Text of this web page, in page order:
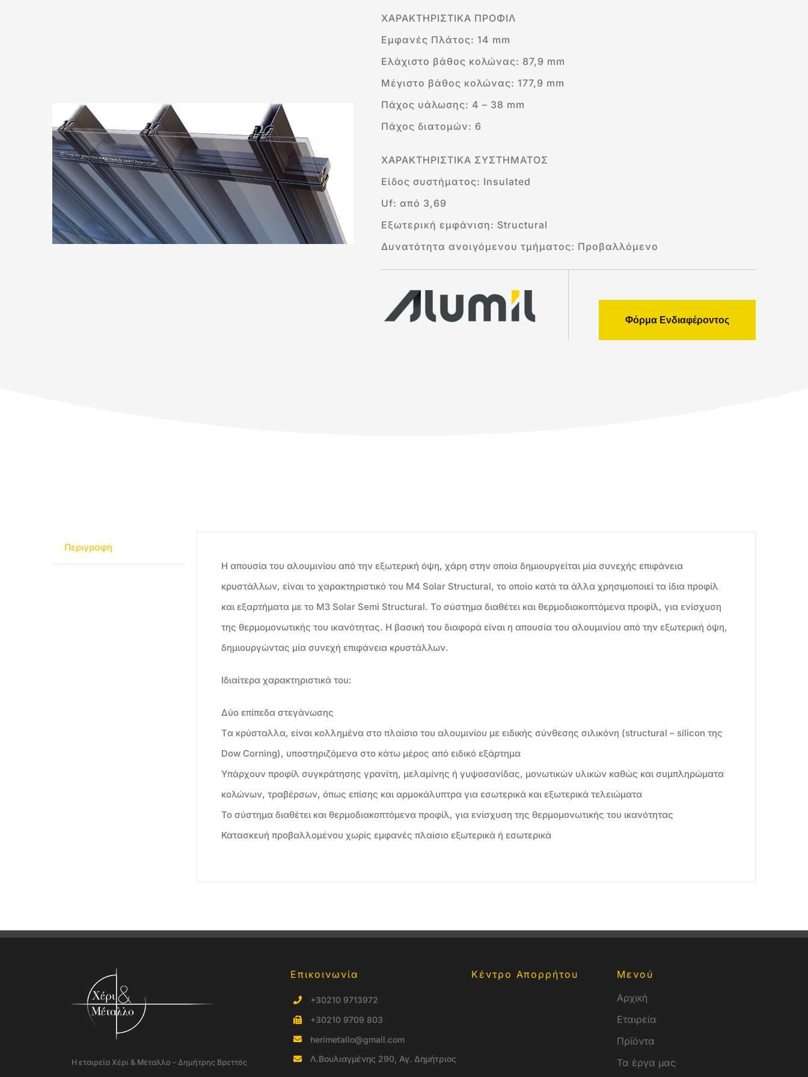
ΧΑΡΑΚTΗΡΙΣΤΙΚΑ ΠΡΟΦΙΛ
Εμφανές Πλάτος: 14 mm
Ελάχιστο βάθος κολώνας: 87,9 mm
Μέγιστο βάθος κολώνας: 177,9 mm
Πάχος υάλωσης: 4 – 38 mm
Πάχος διατομών: 6
ΧΑΡΑΚΤΗΡΙΣΤΙΚΑ ΣΥΣΤΗΜΑΤΟΣ
Είδος συστήματος: Insulated
Uf: από 3,69
Εξωτερική εμφάνιση: Structural
Δυνατότητα ανοιγόμενου τμήματος: Προβαλλόμενο
Φόρμα Ενδιαφέροντος
Περιγραφή
Η απουσία του αλουμινίου από την εξωτερική όψη, χάρη στην οποία δημιουργείται μία συνεχής επιφάνεια
κρυστάλλων, είναι το χαρακτηριστικό του M4 Solar Structural, το οποίο κατά τα άλλα χρησιμοποιεί τα ίδια προφίλ
και εξαρτήματα με το Μ3 Solar Semi Structural. Το σύστημα διαθέτει και θερμοδιακοπτόμενα προφίλ, για ενίσχυση
της θερμομονωτικής του ικανότητας. Η βασική του διαφορά είναι η απουσία του αλουμινίου από την εξωτερική όψη,
δημιουργώντας μία συνεχή επιφάνεια κρυστάλλων.
Ιδιαίτερα χαρακτηριστικά του:
Δύο επίπεδα στεγάνωσης
Tα κρύσταλλα, είναι κολλημένα στο πλαίσιο του αλουμινίου με ειδικής σύνθεσης σιλικόνη (structural – silicon της
Dow Corning), υποστηριζόμενα στο κάτω μέρος από ειδικό εξάρτημα
Υπάρχουν προφίλ συγκράτησης γρανίτη, μελαμίνης ή γυψοσανίδας, μονωτικών υλικών καθώς και συμπληρώματα
κολώνων, τραβέρσων, όπως επίσης και αρμοκάλυπτρα για εσωτερικά και εξωτερικά τελειώματα
Το σύστημα διαθέτει και θερμοδιακοπτόμενα προφίλ, για ενίσχυση της θερμομονωτικής του ικανότητας
Κατασκευή προβαλλομένου χωρίς εμφανές πλαίσιο εξωτερικά ή εσωτερικά
Η εταιρεία Χέρι & Μέταλλο – Δημήτρης Βρεττός
Επικοινωνία
+30210 9713972
+30210 9709 803
herimetallo@gmail.com
Λ.Βουλιαγμένης 290, Αγ. Δημήτριος
Κέντρο Απορρήτου
Μενού
Αρχική
Εταιρεία
Πρϊόντα
Τα έργα μας